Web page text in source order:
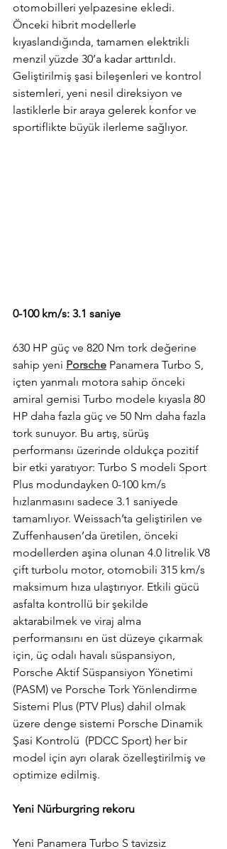
otomobilleri yelpazesine ekledi.
Önceki hibrit modellerle
kıyaslandığında, tamamen elektrikli
menzil yüzde 30’a kadar arttırıldı.
Geliştirilmiş şasi bileşenleri ve kontrol
sistemleri, yeni nesil direksiyon ve
lastiklerle bir araya gelerek konfor ve
sportiflikte büyük ilerleme sağlıyor.
0-100 km/s: 3.1 saniye
630 HP güç ve 820 Nm tork değerine
sahip yeni Porsche Panamera Turbo S,
içten yanmalı motora sahip önceki
amiral gemisi Turbo modele kıyasla 80
HP daha fazla güç ve 50 Nm daha fazla
tork sunuyor. Bu artış, sürüş
performansı üzerinde oldukça pozitif
bir etki yaratıyor: Turbo S modeli Sport
Plus modundayken 0-100 km/s
hızlanmasını sadece 3.1 saniyede
tamamlıyor. Weissach’ta geliştirilen ve
Zuffenhausen’da üretilen, önceki
modellerden aşina olunan 4.0 litrelik V8
çift turbolu motor, otomobili 315 km/s
maksimum hıza ulaştırıyor. Etkili gücü
asfalta kontrollü bir şekilde
aktarabilmek ve viraj alma
performansını en üst düzeye çıkarmak
için, üç odalı havalı süspansiyon,
Porsche Aktif Süspansiyon Yönetimi
(PASM) ve Porsche Tork Yönlendirme
Sistemi Plus (PTV Plus) dahil olmak
üzere denge sistemi Porsche Dinamik
Şasi Kontrolü  (PDCC Sport) her bir
model için ayrı olarak özelleştirilmiş ve
optimize edilmiş.
Yeni Nürburgring rekoru
Yeni Panamera Turbo S tavizsiz